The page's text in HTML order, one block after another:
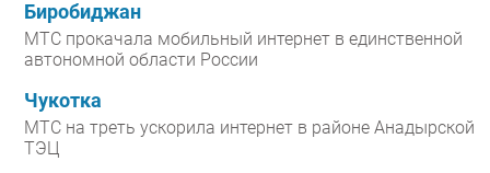
Биробиджан
МТС прокачала мобильный интернет в единственной
автономной области России
Чукотка
МТС на треть ускорила интернет в районе Анадырской
ТЭЦ